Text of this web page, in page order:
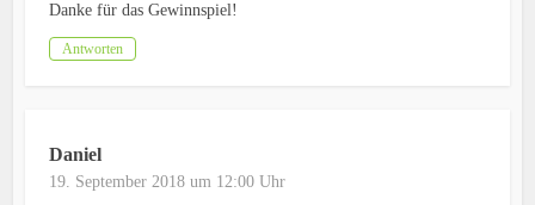
Danke für das Gewinnspiel!
Antworten
Daniel
19. September 2018 um 12:00 Uhr